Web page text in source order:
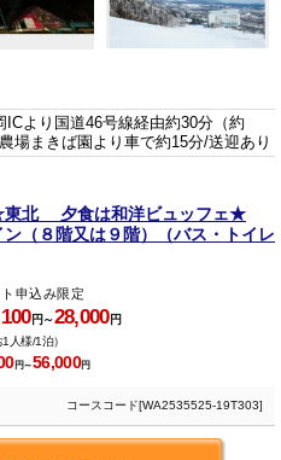
ICより国道46号線経由約30分（約
場まきば園より車で約15分/送迎あり
東北 夕食は和洋ビュッフェ★
ン（８階又は９階）（バス・トイレ
申込み限定
円～28,000円
1人様/1泊）
円～56,000円
コースコード[WA2535525-19T303]